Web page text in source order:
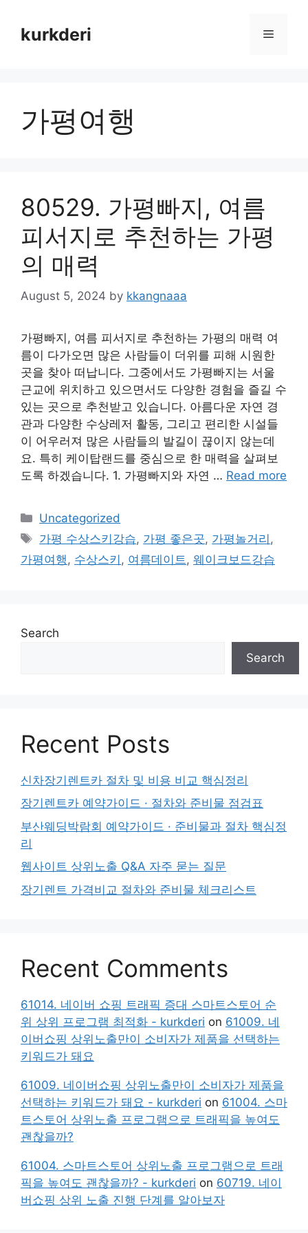
contentkurkderi Menu
가평여행
80529. 가평빠지, 여름
피서지로 추천하는 가평
의 매력
August 5, 2024 by kkangnaaa
가평빠지, 여름 피서지로 추천하는 가평의 매력 여
름이 다가오면 많은 사람들이 더위를 피해 시원한
곳을 찾아 떠납니다. 그중에서도 가평빠지는 서울
근교에 위치하고 있으면서도 다양한 경험을 즐길 수
있는 곳으로 추천받고 있습니다. 아름다운 자연 경
관과 다양한 수상레저 활동, 그리고 편리한 시설들
이 어우러져 많은 사람들의 발길이 끊이지 않는데
요. 특히 케이탑랜드를 중심으로 한 매력을 살펴보
도록 하겠습니다. 1. 가평빠지와 자연 … Read more
Categories
Uncategorized
Tags
가평 수상스키강습, 가평 좋은곳, 가평놀거리 ,
가평여행 , 수상스키 , 여름데이트 , 웨이크보드강습
Search
Search
Recent Posts
신차장기렌트카 절차 및 비용 비교 핵심정리
장기렌트카 예약가이드 · 절차와 준비물 점검표
부산웨딩박람회 예약가이드 · 준비물과 절차 핵심정
리
웹사이트 상위노출 Q&A 자주 묻는 질문
장기렌트 가격비교 절차와 준비물 체크리스트
Recent Comments
61014. 네이버 쇼핑 트래픽 증대 스마트스토어 순
위 상위 프로그램 최적화 - kurkderi on 61009. 네
이버쇼핑 상위노출만이 소비자가 제품을 선택하는
키워드가 돼요
61009. 네이버쇼핑 상위노출만이 소비자가 제품을
선택하는 키워드가 돼요 - kurkderi on 61004. 스마
트스토어 상위노출 프로그램으로 트래픽을 높여도
괜찮을까?
61004. 스마트스토어 상위노출 프로그램으로 트래
픽을 높여도 괜찮을까? - kurkderi on 60719. 네이
버쇼핑 상위 노출 진행 단계를 알아보자